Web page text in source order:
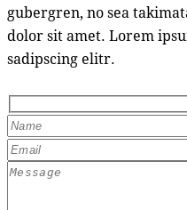
gubergren, no sea
dolor sit amet. Lorem
sadipscing elitr.